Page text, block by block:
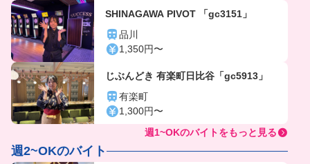
SHINAGAWA PIVOT 「gc3151」
品川
1,350円〜
じぶんどき 有楽町日比谷「gc5913」
有楽町
1,300円〜
週1~OKのバイトをもっと見る
週2~OKのバイト